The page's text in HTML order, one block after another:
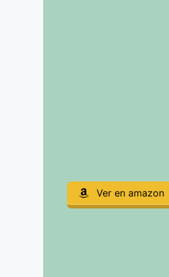
Ver en amazon